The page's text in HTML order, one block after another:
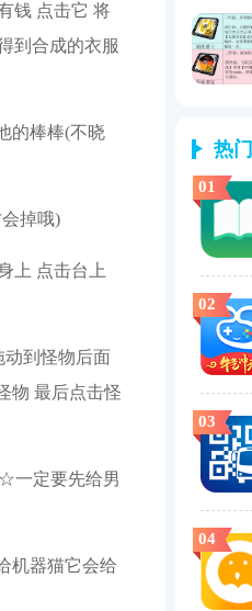
钱 点击它 将
到合成的衣服
的棒棒(不晓
掉哦)
上 点击台上
动到怪物后面
物 最后点击怪
一定要先给男
机器猫它会给
热
01
02
03
04